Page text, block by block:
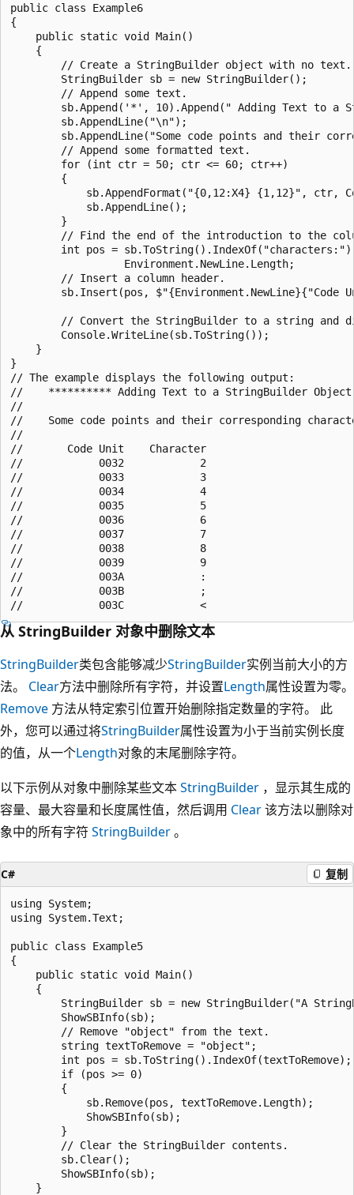
public class Example6
{
    public static void Main()
    {
        // Create a StringBuilder object with no text.
        StringBuilder sb = new StringBuilder();
        // Append some text.
sb.Append('*', 10).Append(" Adding Text to a
        sb.AppendLine("\n");
sb.AppendLine("Some code points and their
        // Append some formatted text.
        for (int ctr = 50; ctr <= 60; ctr++)
        {
sb.AppendFormat("{0,12:X4} {1,12}", ctr,
            sb.AppendLine();
        }
// Find the end of the introduction to the
int pos =
                  Environment.NewLine.Length;
        // Insert a column header.
sb.Insert(pos, $"{Environment.NewLine}{"Code
// Convert the StringBuilder to a string and
        Console.WriteLine(sb.ToString());
    }
}
// The example displays the following output:
//    ********** Adding Text to a StringBuilder
//
//    Some code points and their corresponding
//
//       Code Unit    Character
//            0032            2
//            0033            3
//            0034            4
//            0035            5
//            0036            6
//            0037            7
//            0038            8
//            0039            9
//            003A            :
//            003B            ;
从 StringBuilder 对象中删除文本
StringBuilder类包含能够减少StringBuilder实例当前大小的方
法。 Clear方法中删除所有字符，并设置Length属性设置为零。
Remove 方法从特定索引位置开始删除指定数量的字符。 此
外，您可以通过将StringBuilder属性设置为小于当前实例长度
的值，从一个Length对象的末尾删除字符。
以下示例从对象中删除某些文本StringBuilder ，显示其生成的
容量、最大容量和长度属性值，然后调用 Clear该方法以删除对
象中的所有字符 StringBuilder。
C# 复制
using System;
using System.Text;
public class Example5
{
    public static void Main()
    {
StringBuilder sb = new StringBuilder("A
        ShowSBInfo(sb);
        // Remove "object" from the text.
        string textToRemove = "object";
        int pos = sb.ToString().IndexOf(textToRemove);
        if (pos >= 0)
        {
            sb.Remove(pos, textToRemove.Length);
            ShowSBInfo(sb);
        }
        // Clear the StringBuilder contents.
        sb.Clear();
        ShowSBInfo(sb);
    }